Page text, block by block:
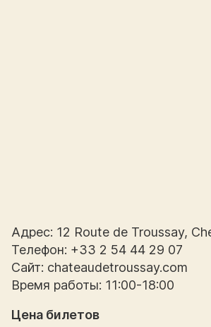
Адрес: 12 Route de Troussay,
Телефон: +33 2 54 44 29 07
Сайт: chateaudetroussay.com
Время работы: 11:00-18:00
Цена билетов